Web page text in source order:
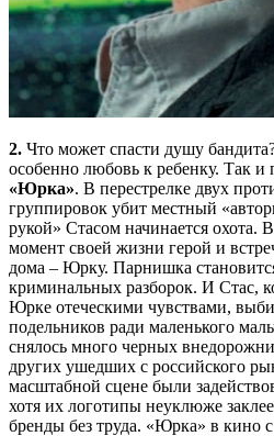
2. Что может спасти душу
особенно любовь к ребенку. Так и
«Юрка». В перестрелке двух
группировок убит местный
рукой» Стасом начинается охота.
момент своей жизни герой и
дома – Юрку. Парнишка
криминальных разборок. И Стас,
Юрке отеческими чувствами,
подельников ради маленького
снялось много черных
других ушедших с российского
масштабной сцене были
хотя их логотипы неуклюже
бренды без труда. «Юрка» в кино с